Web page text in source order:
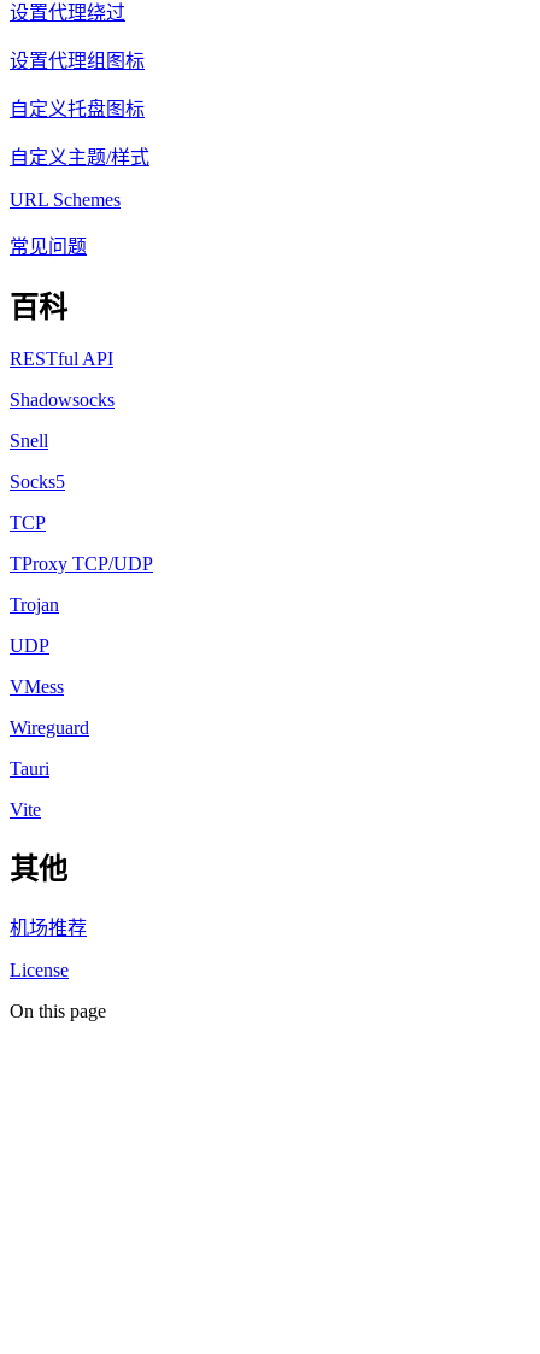
设置代理绕过
设置代理组图标
自定义托盘图标
自定义主题/样式
URL Schemes
常见问题
百科
RESTful API
Shadowsocks
Snell
Socks5
TCP
TProxy TCP/UDP
Trojan
UDP
VMess
Wireguard
Tauri
Vite
其他
机场推荐
License
On this page